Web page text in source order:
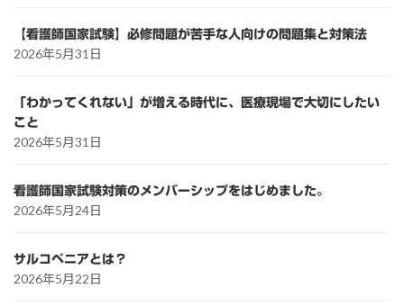
【看護師国家試験】必修問題が苦手な人向けの問題集と対策法
2026年5月31日
「わかってくれない」が増える時代に、医療現場で大切にしたい
こと
2026年5月31日
看護師国家試験対策のメンバーシップをはじめました。
2026年5月24日
サルコペニアとは？
2026年5月22日